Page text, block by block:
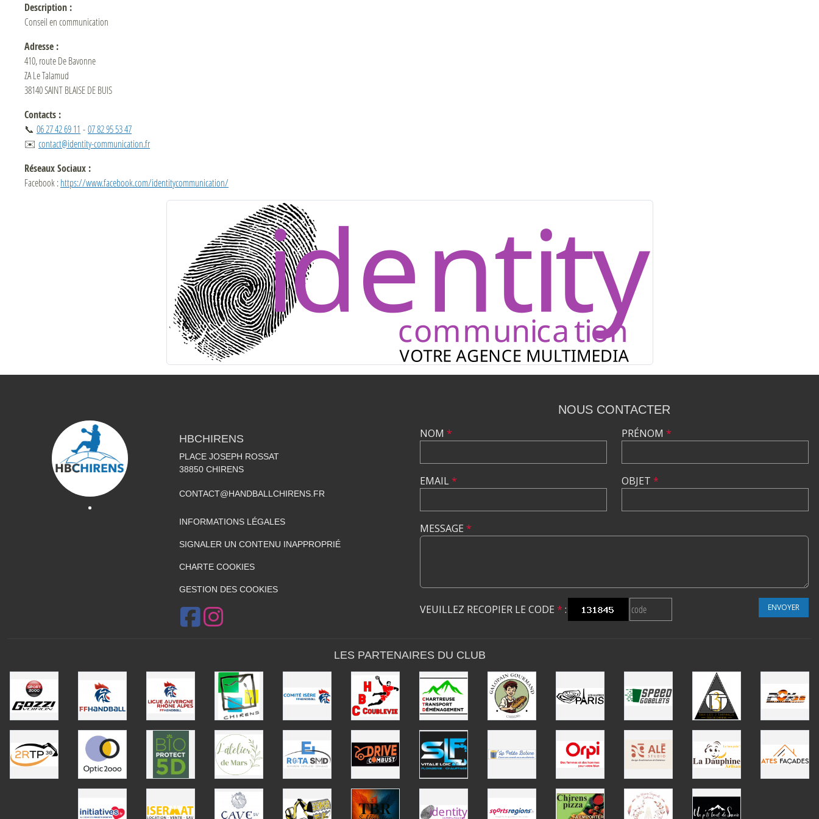
Description :
Conseil en communication
Adresse :
410, route De Bavonne
ZA Le Talamud
38140 SAINT BLAISE DE BUIS
Contacts :
📞 06 27 42 69 11 -07 82 95 53 47
✉️ contact@identity-communication.fr
Réseaux Sociaux :
Facebook :https://www.facebook.com/identitycommunication/
HBCHIRENS
PLACE JOSEPH ROSSAT
38850 CHIRENS
CONTACT@HANDBALLCHIRENS.FR
INFORMATIONS LÉGALES
SIGNALER UN CONTENU INAPPROPRIÉ
CHARTE COOKIES
GESTION DES COOKIES
NOUS CONTACTER
NOM *
EMAIL*
PRÉNOM *
OBJET *
MESSAGE *
VEUILLEZ RECOPIER LE CODE * : ENVOYER
LES PARTENAIRES DU CLUB